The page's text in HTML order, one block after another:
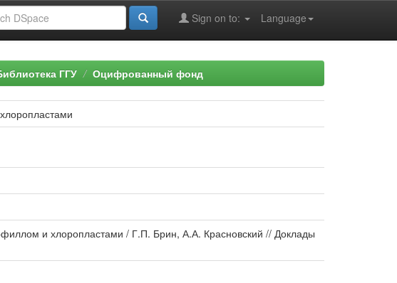
Language
Sign on to:
ГГУ Оцифрованный фонд
и хлоропластами / Г.П. Брин, А.А. Красновский // Доклады